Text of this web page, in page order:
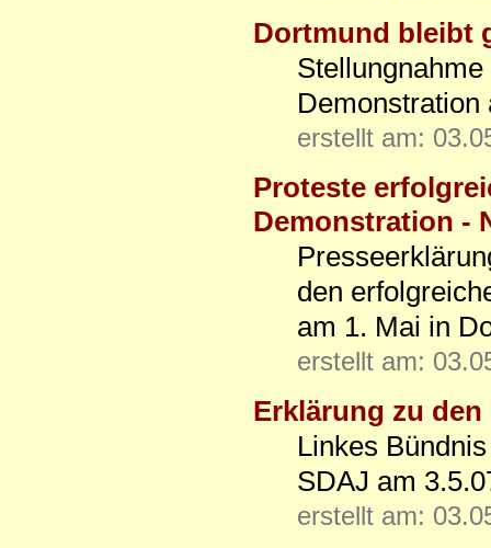
Dortmund bleibt
Demonstration
erstellt am:
Proteste
Demonstration -
den
am 1. Mai in
erstellt am:
Erklärung zu
Linkes
SDAJ am
erstellt am: